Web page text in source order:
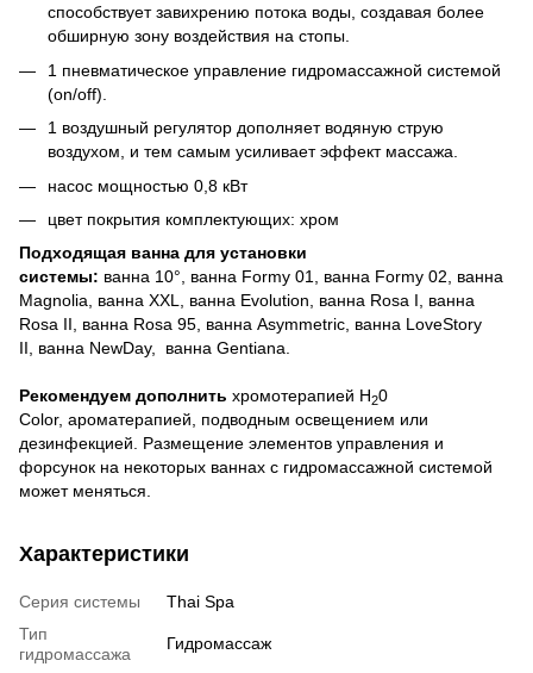
способствует завихрению потока воды, создавая более
обширную зону воздействия на стопы.
1 пневматическое управление гидромассажной системой
(on/off).
1 воздушный регулятор дополняет водяную струю
воздухом, и тем самым усиливает эффект массажа.
насос мощностью 0,8 кВт
цвет покрытия комплектующих: хром
Подходящая ванна для установки
системы: ванна 10°, ванна Formy 01, ванна Formy 02, ванна
Magnolia, ванна XXL, ванна Evolution, ванна Rosa I, ванна
Rosa II, ванна Rosa 95, ванна Asymmetric, ванна LoveStory
II, ванна NewDay, ванна Gentiana.
Рекомендуем дополнить хромотерапией H20
Color, ароматерапией, подводным освещением или
дезинфекцией. Размещение элементов управления и
форсунок на некоторых ваннах с гидромассажной системой
может меняться.
Характеристики
Серия системы
Thai Spa
Тип
гидромассажа
Гидромассаж